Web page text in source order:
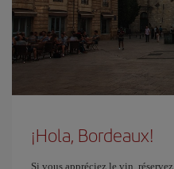
¡Hola, Bordeaux!
Si vous appréciez le vin,